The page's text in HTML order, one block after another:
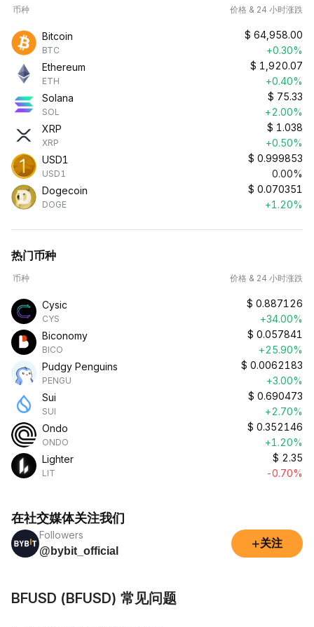
币种 价格 & 24 小时涨跌
Bitcoin
BTC
$ 64,958.00
+0.30%
Ethereum
ETH
$ 1,920.07
+0.40%
Solana
SOL
$ 75.33
+2.00%
XRP
XRP
$ 1.038
+0.50%
USD1
USD1
$ 0.999853
0.00%
Dogecoin
DOGE
$ 0.070351
+1.20%
热门币种
币种 价格 & 24 小时涨跌
Cysic
CYS
$ 0.887126
+34.00%
Biconomy
BICO
$ 0.057841
+25.90%
Pudgy Penguins
PENGU
$ 0.0062183
+3.00%
Sui
SUI
$ 0.690473
+2.70%
Ondo
ONDO
$ 0.352146
+1.20%
Lighter
LIT
$ 2.35
-0.70%
在社交媒体关注我们
Followers
@bybit_official
+关注
BFUSD (BFUSD) 常见问题